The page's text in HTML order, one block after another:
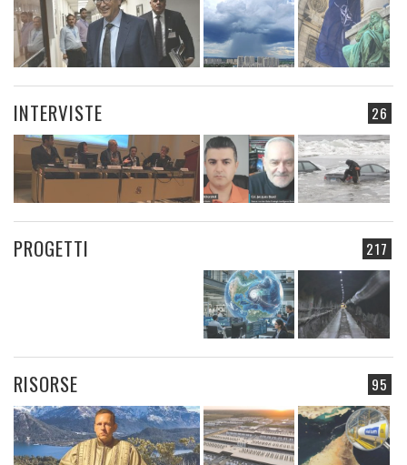
26
INTERVISTE
217
PROGETTI
95
RISORSE